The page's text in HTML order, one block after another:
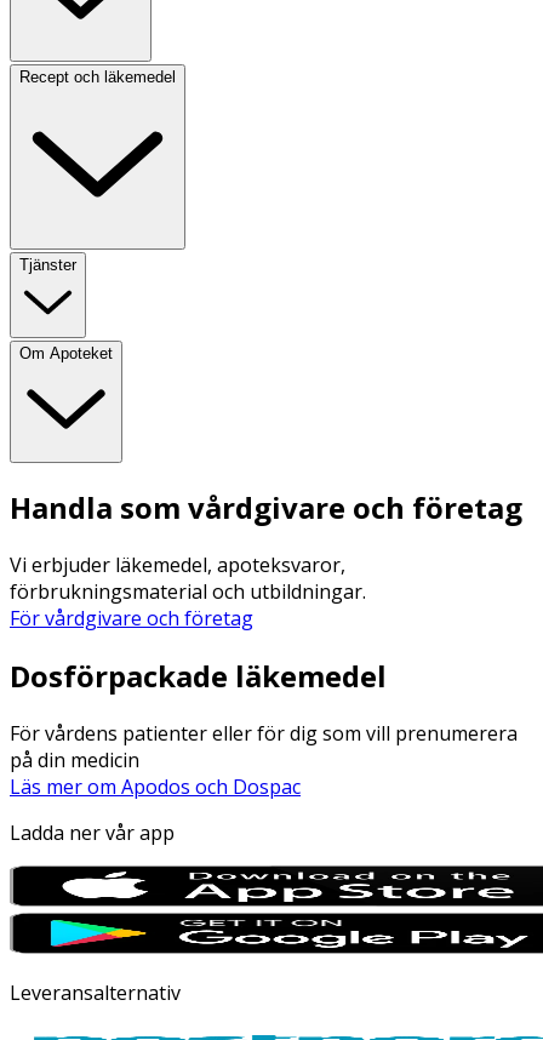
Recept och läkemedel
Tjänster
Om Apoteket
Handla som vårdgivare och företag
Vi erbjuder läkemedel, apoteksvaror,
förbrukningsmaterial och utbildningar.
För vårdgivare och företag
Dosförpackade läkemedel
För vårdens patienter eller för dig som vill prenumerera
på din medicin
Läs mer om Apodos och Dospac
Ladda ner vår app
Leveransalternativ